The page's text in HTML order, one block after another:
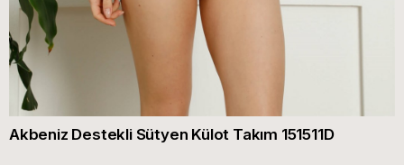
Akbeniz Destekli Sütyen Külot Takım 151511D